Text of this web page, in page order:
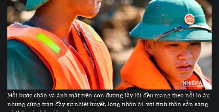
Mỗi bước chân và ánh mắt trên con đường lầy lội đều mang theo nỗi lo âu
nhưng cũng tràn đầy sự nhiệt huyết, lòng nhân ái, với tinh thần sẵn sàng